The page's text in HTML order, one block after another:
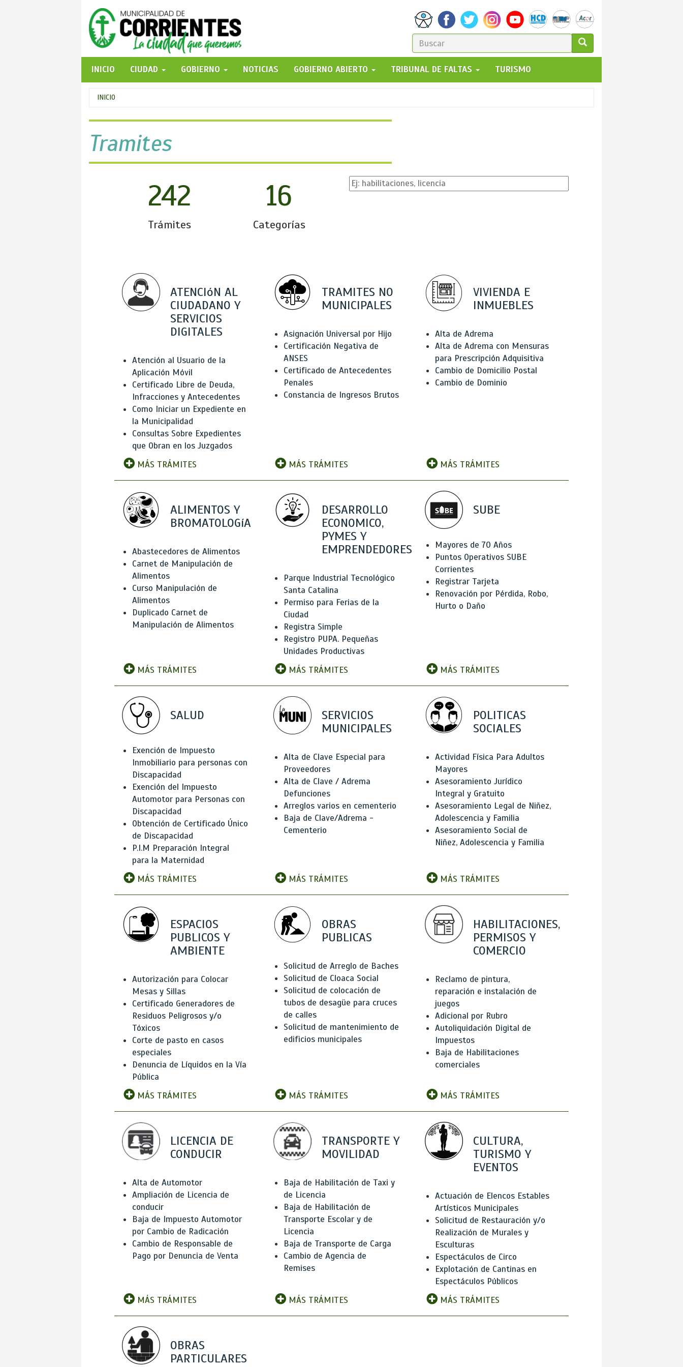
FORMULARIO
DE
BÚSQUEDA
GO!
INICIO
CIUDAD GOBIERNO NOTICIAS GOBIERNO ABIERTO TRIBUNAL DE FALTAS TURISMO
Se
encuentra
usted
aquí
INICIO
Tramites
242
Trámites
16
Categorías
ATENCIóN AL
CIUDADANO Y
SERVICIOS
DIGITALES
Atención al Usuario de la
Aplicación Móvil
Certificado Libre de Deuda,
Infracciones y Antecedentes
Como Iniciar un Expediente en
la Municipalidad
Consultas Sobre Expedientes
que Obran en los Juzgados
MÁS TRÁMITES
TRAMITES NO
MUNICIPALES
Asignación Universal por Hijo
Certificación Negativa de
ANSES
Certificado de Antecedentes
Penales
Constancia de Ingresos Brutos
MÁS TRÁMITES
VIVIENDA E
INMUEBLES
Alta de Adrema
Alta de Adrema con Mensuras
para Prescripción Adquisitiva
Cambio de Domicilio Postal
Cambio de Dominio
MÁS TRÁMITES
ALIMENTOS Y
BROMATOLOGíA
Abastecedores de Alimentos
Carnet de Manipulación de
Alimentos
Curso Manipulación de
Alimentos
Duplicado Carnet de
Manipulación de Alimentos
MÁS TRÁMITES
DESARROLLO
ECONOMICO,
PYMES Y
EMPRENDEDORES
Parque Industrial Tecnológico
Santa Catalina
Permiso para Ferias de la
Ciudad
Registra Simple
Registro PUPA. Pequeñas
Unidades Productivas
MÁS TRÁMITES
SUBE
Mayores de 70 Años
Puntos Operativos SUBE
Corrientes
Registrar Tarjeta
Renovación por Pérdida, Robo,
Hurto o Daño
MÁS TRÁMITES
SALUD
Exención de Impuesto
Inmobiliario para personas con
Discapacidad
Exención del Impuesto
Automotor para Personas con
Discapacidad
Obtención de Certificado Único
de Discapacidad
P.I.M Preparación Integral
para la Maternidad
MÁS TRÁMITES
SERVICIOS
MUNICIPALES
Alta de Clave Especial para
Proveedores
Alta de Clave / Adrema
Defunciones
Arreglos varios en cementerio
Baja de Clave/Adrema -
Cementerio
MÁS TRÁMITES
POLITICAS
SOCIALES
Actividad Física Para Adultos
Mayores
Asesoramiento Jurídico
Integral y Gratuito
Asesoramiento Legal de Niñez,
Adolescencia y Familia
Asesoramiento Social de
Niñez, Adolescencia y Familia
MÁS TRÁMITES
ESPACIOS
PUBLICOS Y
AMBIENTE
Autorización para Colocar
Mesas y Sillas
Certificado Generadores de
Residuos Peligrosos y/o
Tóxicos
Corte de pasto en casos
especiales
Denuncia de Líquidos en la Vía
Pública
MÁS TRÁMITES
OBRAS
PUBLICAS
Solicitud de Arreglo de Baches
Solicitud de Cloaca Social
Solicitud de colocación de
tubos de desagüe para cruces
de calles
Solicitud de mantenimiento de
edificios municipales
MÁS TRÁMITES
HABILITACIONES,
PERMISOS Y
COMERCIO
Reclamo de pintura,
reparación e instalación de
juegos
Adicional por Rubro
Autoliquidación Digital de
Impuestos
Baja de Habilitaciones
comerciales
MÁS TRÁMITES
LICENCIA DE
CONDUCIR
Alta de Automotor
Ampliación de Licencia de
conducir
Baja de Impuesto Automotor
por Cambio de Radicación
Cambio de Responsable de
Pago por Denuncia de Venta
MÁS TRÁMITES
TRANSPORTE Y
MOVILIDAD
Baja de Habilitación de Taxi y
de Licencia
Baja de Habilitación de
Transporte Escolar y de
Licencia
Baja de Transporte de Carga
Cambio de Agencia de
Remises
MÁS TRÁMITES
CULTURA,
TURISMO Y
EVENTOS
Actuación de Elencos Estables
Artísticos Municipales
Solicitud de Restauración y/o
Realización de Murales y
Esculturas
Espectáculos de Circo
Explotación de Cantinas en
Espectáculos Públicos
MÁS TRÁMITES
OBRAS
PARTICULARES